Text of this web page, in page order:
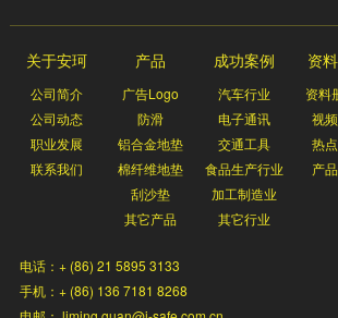
关于安珂
公司简介
公司动态
职业发展
联系我们
产品
广告Logo
防滑
铝合金地垫
棉纤维地垫
刮沙垫
其它产品
成功案例
汽车行业
电子通讯
交通工具
食品生产行业
加工制造业
其它行业
资
资料
视
热
产
电话：+ (86) 21 5895 3133
手机：+ (86) 136 7181 8268